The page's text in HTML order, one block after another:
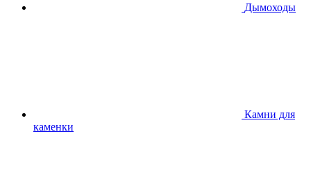
Дымоходы
Камни для
каменки